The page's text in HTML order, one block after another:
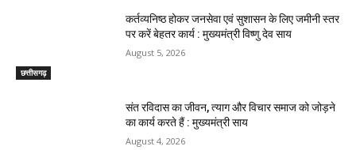
छत्तीसगढ़
कर्तव्यनिष्ठ होकर जनसेवा एवं सुशासन के लिए जमीनी स्तर
पर करें बेहतर कार्य : मुख्यमंत्री विष्णु देव साय
August 5, 2026
संत रविदास का जीवन, त्याग और विचार समाज को जोड़ने
का कार्य करते हैं : मुख्यमंत्री साय
August 4, 2026